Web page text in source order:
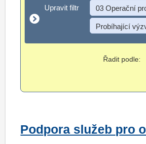
Upravit filtr
Upravit filtr 03 Operační
Probíhající
Řadit podle:
Podpora služeb pro